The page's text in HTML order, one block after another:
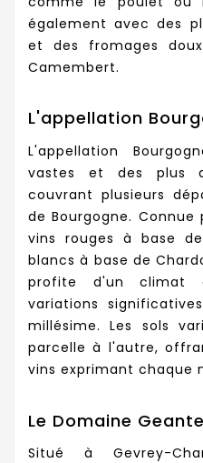
également avec des
et des fromages
Camembert.
L'appellation
L'appellation
vastes et des plus
couvrant plusieurs
de Bourgogne.
vins rouges à base
blancs à base de
profite d'un climat
variations
millésime. Les sols
parcelle à l'autre,
vins exprimant chaque
Le Domaine
Situé à Gevrey-